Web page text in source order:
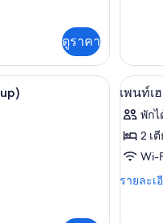
Queen
Bed)
ดูราคา
สวีท,
1
ห้อง
นอน,
ปลอด
บุหรี่
ห้อง
ลัก
สวี
ท,
ห้อง
นอน,
ปลอด
นลายเตียง, ปลอดบุหรี่ (Group) | เต
เปิด
ภาพถ่
ทั้งหม
ของ
เพ
4
เพนท์เ
พักไ
2 เ
Wi-
รายละเ
ราย